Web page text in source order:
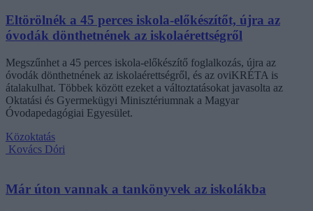
Eltörölnék a 45 perces iskola-előkészítőt, újra az
óvodák dönthetnének az iskolaérettségről
Megszűnhet a 45 perces iskola-előkészítő foglalkozás, újra az
óvodák dönthetnének az iskolaérettségről, és az oviKRÉTA is
átalakulhat. Többek között ezeket a változtatásokat javasolta az
Oktatási és Gyermekügyi Minisztériumnak a Magyar
Óvodapedagógiai Egyesület.
Közoktatás
Kovács Dóri
Már úton vannak a tankönyvek az iskolákba